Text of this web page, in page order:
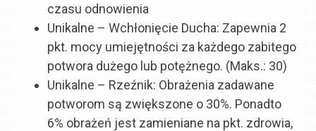
czasu odnowienia
Unikalne – Wchłonięcie Ducha: Zapewnia 2
pkt. mocy umiejętności za każdego zabitego
potwora dużego lub potężnego. (Maks.: 30)
Unikalne – Rzeźnik: Obrażenia zadawane
potworom są zwiększone o 30%. Ponadto
6% obrażeń jest zamieniane na pkt. zdrowia,